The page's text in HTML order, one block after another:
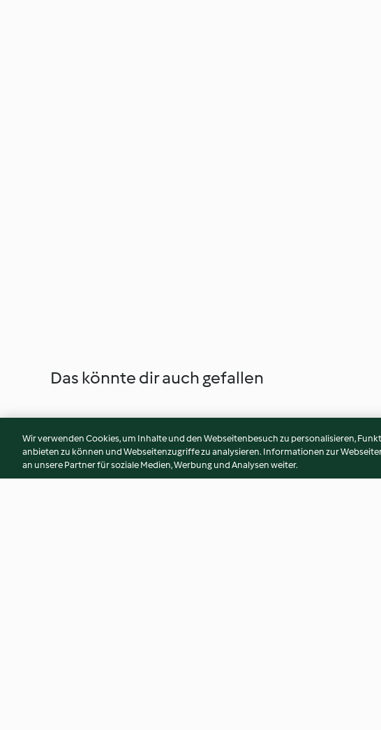
Das könnte dir auch gefallen
Wir verwenden Cookies, um Inhalte und den Webseitenbesuch zu personalisieren,
anbieten zu können und Webseitenzugriffe zu analysieren. Informationen zur
an unsere Partner für soziale Medien, Werbung und Analysen weiter.